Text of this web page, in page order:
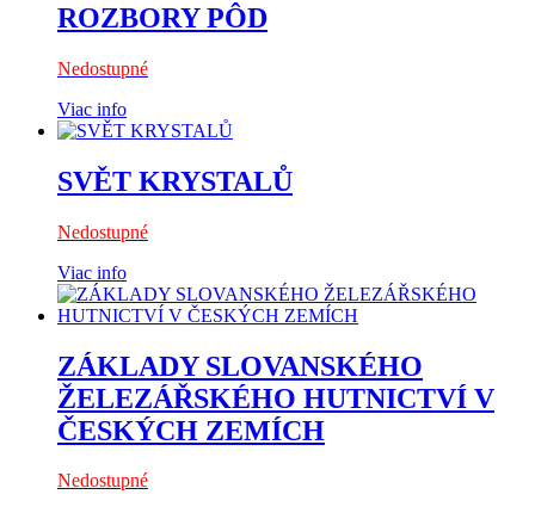
ROZBORY PÔD
Nedostupné
Viac info
SVĚT KRYSTALŮ
Nedostupné
Viac info
ZÁKLADY SLOVANSKÉHO
ŽELEZÁŘSKÉHO HUTNICTVÍ V
ČESKÝCH ZEMÍCH
Nedostupné